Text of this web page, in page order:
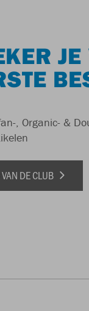
, Organic- &
DE CLUB